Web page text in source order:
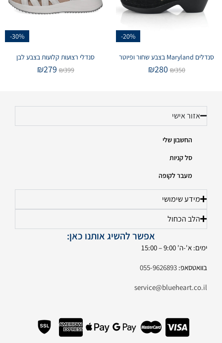
-20%
סנדלים Maryland בצבע שחור ופיוטר
₪350
₪280
-30%
סנדלי רצועות קלועות בצבע לבן
₪399
₪279
אזור אישי
החשבון שלי
סל קניות
מעבר לקופה
מידע שימושי
הלב הכחול
אפשר להשיג אותנו כאן:
ימים: א'-ה' 9:00 – 15:00
בוואטסאפ: 055-9626893
service@blueheart.co.il